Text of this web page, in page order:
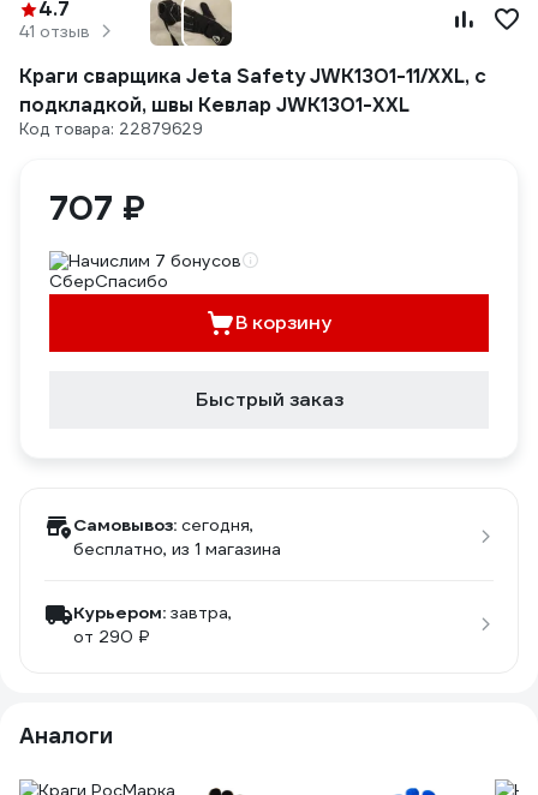
4.7
41 отзыв
Краги сварщика Jeta Safety JWK1301-11/XXL, с
подкладкой, швы Кевлар JWK1301-XXL
Код товара: 22879629
707 ₽
Начислим 7 бонусов
В корзину
Быстрый заказ
Самовывоз: сегодня,
бесплатно, из 1 магазина
Курьером: завтра,
от 290 ₽
Аналоги